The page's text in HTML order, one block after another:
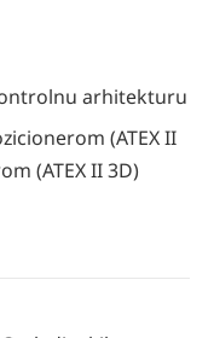
arhitekturu
(ATEX II
(ATEX II 3D)